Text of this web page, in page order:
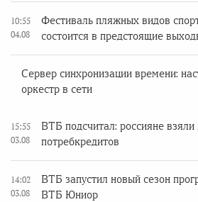
10:55
04.08
Фестиваль пляжных видов
состоится в предстоящие
Сервер синхронизации времени:
оркестр в сети
15:55
03.08
ВТБ подсчитал: россияне
потребкредитов
14:02
03.08
ВТБ запустил новый сезон
ВТБ Юниор